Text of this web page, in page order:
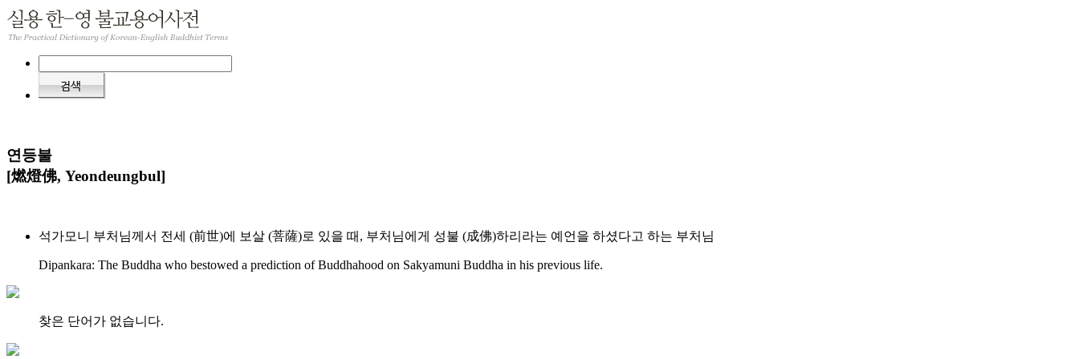
연등불
[燃燈佛, Yeondeungbul]
석가모니 부처님께서 전세 (前世)에 보살 (菩薩)로 있을 때, 부처님에게 성불 (成佛)하리라는 예언을 하셨다고 하는 부처님
Dipankara: The Buddha who bestowed a prediction of Buddhahood on Sakyamuni Buddha in his previous life.
찾은 단어가 없습니다.